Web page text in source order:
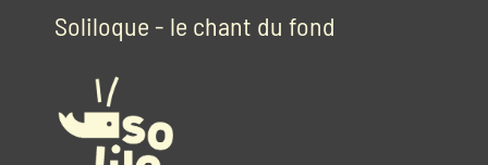
Soliloque - le chant du fond